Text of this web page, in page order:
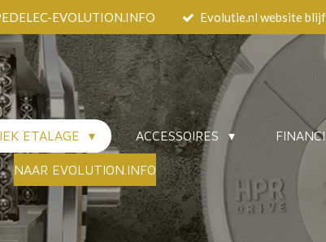
EVOLUTION.INFO Evolutie.nl website
ETALAGE ACCESSOIRES
NAAR EVOLUTION.INFO